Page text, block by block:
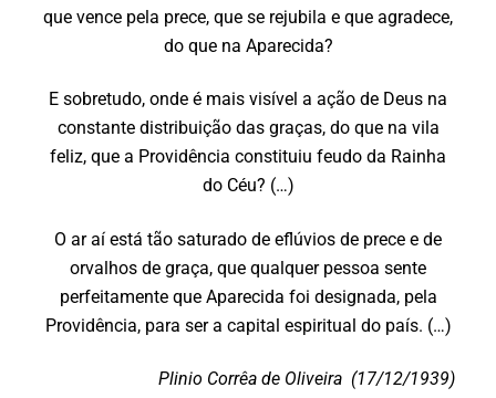
que vence pela prece, que se rejubila e que agradece,
do que na Aparecida?
E sobretudo, onde é mais visível a ação de Deus na
constante distribuição das graças, do que na vila
feliz, que a Providência constituiu feudo da Rainha
do Céu? (…)
O ar aí está tão saturado de eflúvios de prece e de
orvalhos de graça, que qualquer pessoa sente
perfeitamente que Aparecida foi designada, pela
Providência, para ser a capital espiritual do país. (…)
Plinio Corrêa de Oliveira (17/12/1939)